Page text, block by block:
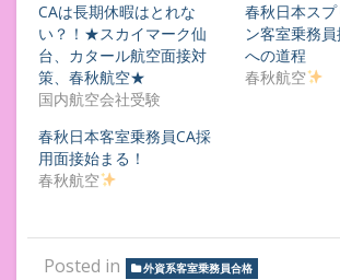
CAは長期休暇はとれな
い？！★スカイマーク仙
台、カタール航空面接対
策、春秋航空★
国内航空会社受験
春秋日本ス
ン客室乗務
への道程
春秋航空
春秋日本客室乗務員CA採
用面接始まる！
春秋航空
Posted in 外資系客室乗務員合格